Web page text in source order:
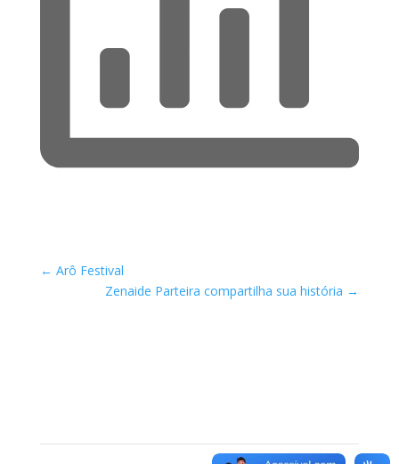
← Arô Festival
Zenaide Parteira compartilha sua história →